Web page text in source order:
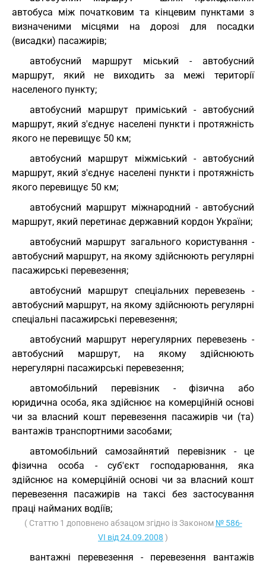
автобуса між початковим та кінцевим пунктами з
визначеними місцями на дорозі для посадки
(висадки) пасажирів;
автобусний маршрут міський - автобусний
маршрут, який не виходить за межі території
населеного пункту;
автобусний маршрут приміський - автобусний
маршрут, який з'єднує населені пункти і протяжність
якого не перевищує 50 км;
автобусний маршрут міжміський - автобусний
маршрут, який з'єднує населені пункти і протяжність
якого перевищує 50 км;
автобусний маршрут міжнародний - автобусний
маршрут, який перетинає державний кордон України;
автобусний маршрут загального користування -
автобусний маршрут, на якому здійснюють регулярні
пасажирські перевезення;
автобусний маршрут спеціальних перевезень -
автобусний маршрут, на якому здійснюють регулярні
спеціальні пасажирські перевезення;
автобусний маршрут нерегулярних перевезень -
автобусний маршрут, на якому здійснюють
нерегулярні пасажирські перевезення;
автомобільний перевізник - фізична або
юридична особа, яка здійснює на комерційній основі
чи за власний кошт перевезення пасажирів чи (та)
вантажів транспортними засобами;
автомобільний самозайнятий перевізник - це
фізична особа - суб'єкт господарювання, яка
здійснює на комерційній основі чи за власний кошт
перевезення пасажирів на таксі без застосування
праці найманих водіїв;
( Статтю 1 доповнено абзацом згідно із Законом № 586-
VI від 24.09.2008 )
вантажні перевезення - перевезення вантажів